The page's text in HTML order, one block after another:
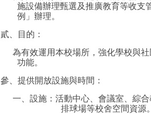
施設備辦理甄選及推廣教育等收支
例」辦理。
貳、目的：
為有效運用本校場所，強化學校與
功能。
參、提供開放設施與時間：
一、設施：活動中心、會議室、綜
排球場等校舍空間資源